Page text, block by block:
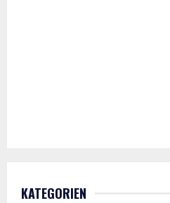
KATEGORIEN